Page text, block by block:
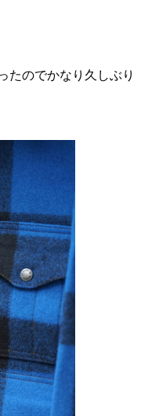
たのでかなり久しぶり